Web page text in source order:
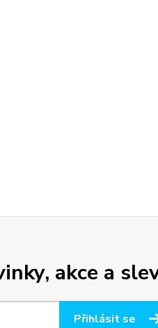
akce a
Přihlásit se